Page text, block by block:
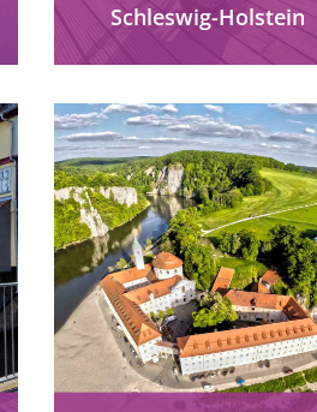
Schleswig-Holstein
barrierefrei erleben:
Zugängliche Strände,
inklusive Unterkünfte
Kulturangebote an
und Ostsee – Urlaub für
im echten Norden.
mehr erfahren